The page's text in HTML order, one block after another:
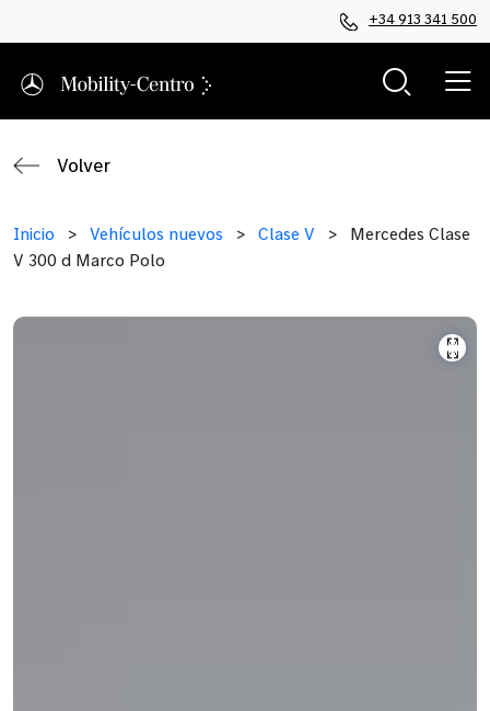
+34 913 341 500
Volver
Inicio > Vehículos nuevos > Clase V >
Mercedes Clase
V 300 d Marco Polo